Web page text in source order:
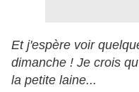
Et j'espère voir
dimanche ! Je crois
la petite laine...